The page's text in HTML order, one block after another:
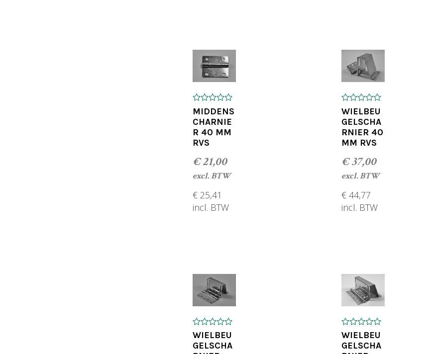
0
o
u
t
o
f
MIDDENS
CHARNIE
R 40 MM
RVS
€21,00
excl. BTW
€ 25,41
incl. BTW
0
o
u
t
o
f
WIELBEU
GELSCHA
RNIER 40
MM RVS
€37,00
excl. BTW
€ 44,77
incl. BTW
0
o
u
WIELBEU
GELSCHA
0
o
u
WIELBEU
GELSCHA